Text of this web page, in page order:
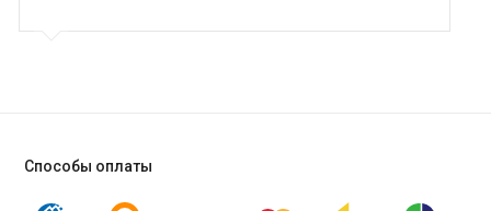
Способы оплаты